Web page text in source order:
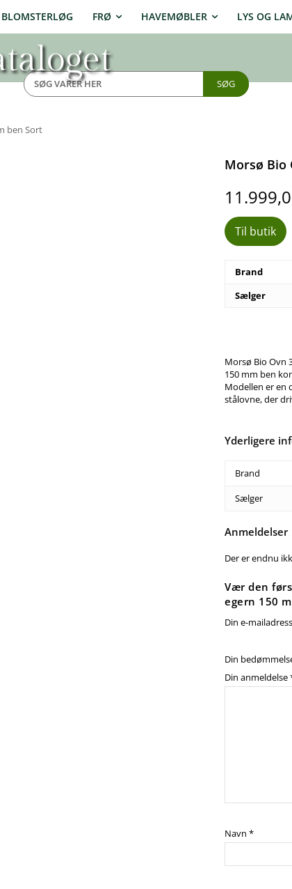
BLOMSTERLØG FRØ HAVEMØBLER LYS OG
SØG
ben Sort
Morsø Bio
Til butik
Brand
Sælger
Morsø Bio Ovn
150 mm ben
Modellen er en
stålovne, der
Yderligere
Brand
Sælger
Anmeldelser
Der er endnu
Vær den
egern 150
Din e-
Din
Din anmeldelse
Navn*